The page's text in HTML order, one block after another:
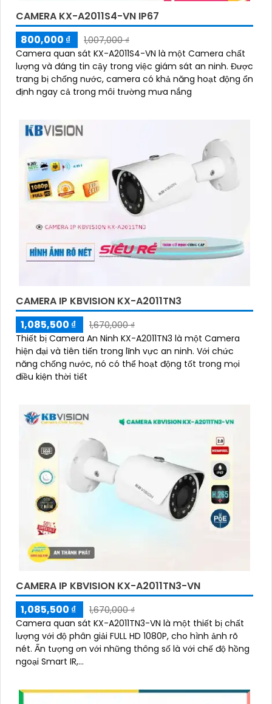
CAMERA KX-A2011S4-VN IP67
800,000 ₫
1,007,000 ₫
Camera quan sát KX-A2011S4-VN là một Camera chất
lượng và đáng tin cậy trong việc giám sát an ninh. Được
trang bị chống nước, camera có khả năng hoạt động ổn
định ngay cả trong môi trường mưa nắng
CAMERA IP KBVISION KX-A2011TN3
1,085,500 ₫
1,670,000 ₫
Thiết bị Camera An Ninh KX-A2011TN3 là một Camera
hiện đại và tiên tiến trong lĩnh vực an ninh. Với chức
năng chống nước, nó có thể hoạt động tốt trong mọi
điều kiện thời tiết
CAMERA IP KBVISION KX-A2011TN3-VN
1,085,500 ₫
1,670,000 ₫
Camera quan sát KX-A2011TN3-VN là một thiết bị chất
lượng với độ phân giải FULL HD 1080P, cho hình ảnh rõ
nét. Ấn tượng ơn với những thông số là với chế độ hồng
ngoại Smart IR,...